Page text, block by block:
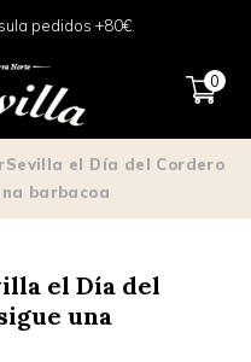
pedidos +80€.
0
el Día del Cordero
barbacoa
el Día del
una